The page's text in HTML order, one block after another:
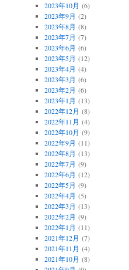
2023年10月 (6)
2023年9月 (2)
2023年8月 (8)
2023年7月 (7)
2023年6月 (6)
2023年5月 (12)
2023年4月 (4)
2023年3月 (6)
2023年2月 (6)
2023年1月 (13)
2022年12月 (8)
2022年11月 (4)
2022年10月 (9)
2022年9月 (11)
2022年8月 (13)
2022年7月 (9)
2022年6月 (12)
2022年5月 (9)
2022年4月 (5)
2022年3月 (13)
2022年2月 (9)
2022年1月 (11)
2021年12月 (7)
2021年11月 (4)
2021年10月 (8)